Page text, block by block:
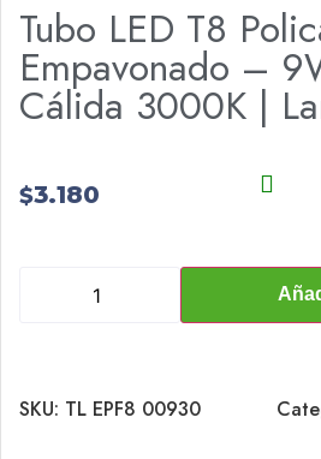
Tubo LED T8
Empavonado –
Cálida 3000K |
$3.180
SKU: TL EPF8 00930